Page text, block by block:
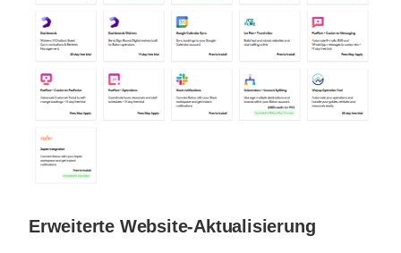
Erweiterte Website-Aktualisierung